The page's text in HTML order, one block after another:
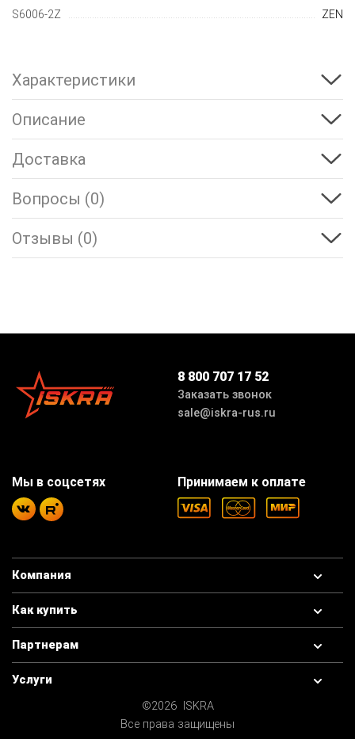
S6006-2Z
ZEN
Характеристики
Описание
Доставка
Вопросы (0)
Отзывы (0)
8 800 707 17 52
Заказать звонок
sale@iskra-rus.ru
Компания
Как купить
Партнерам
Услуги
©2026 ISKRA
Все права защищены
Принимаем к оплате
Мы в соцсетях